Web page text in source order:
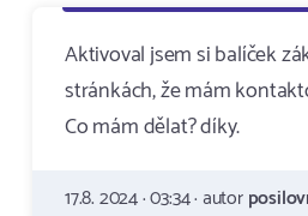
Aktivoval jsem si balíček
stránkách, že mám
Co mám dělat? díky.
17.8. 2024 · 03:34 · autor